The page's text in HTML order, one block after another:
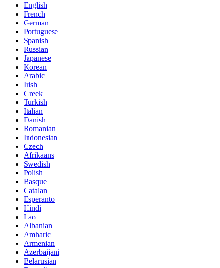
English
French
German
Portuguese
Spanish
Russian
Japanese
Korean
Arabic
Irish
Greek
Turkish
Italian
Danish
Romanian
Indonesian
Czech
Afrikaans
Swedish
Polish
Basque
Catalan
Esperanto
Hindi
Lao
Albanian
Amharic
Armenian
Azerbaijani
Belarusian